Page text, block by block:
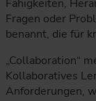
Fähigkeiten,
Fragen oder
benannt, die für
„Collaboration“
Kollaboratives
Anforderungen,